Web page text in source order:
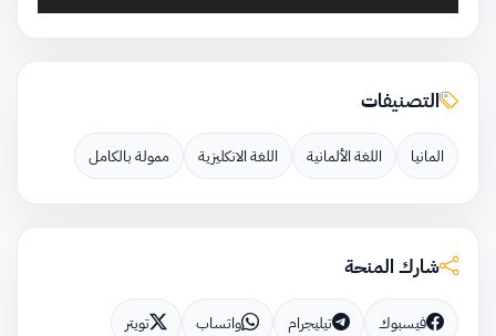
التصنيفات
المانيا اللغة الألمانية اللغة الانكليزية ممولة بالكامل
شارك المنحة
فيسبوك تيليجرام واتساب تويتر